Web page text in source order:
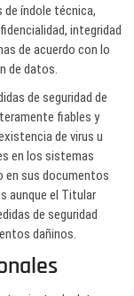
de índole técnica,
integridad
de acuerdo con lo
de datos.
de seguridad de
fiables y
de virus u
en los sistemas
en sus documentos
aunque el Titular
de seguridad
dañinos.